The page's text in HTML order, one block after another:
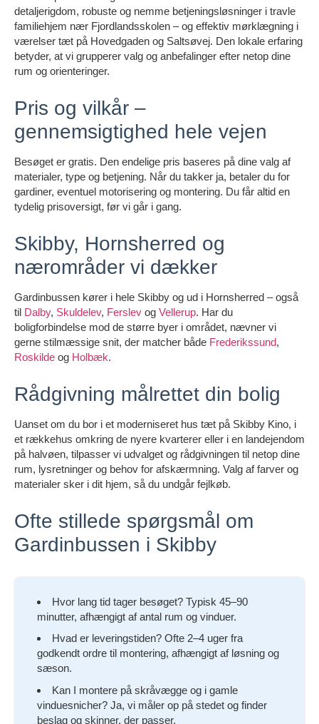
detaljerigdom, robuste og nemme betjeningsløsninger i travle
familiehjem nær Fjordlandsskolen – og effektiv mørklægning i
værelser tæt på Hovedgaden og Saltsøvej. Den lokale erfaring
betyder, at vi grupperer valg og anbefalinger efter netop dine
rum og orienteringer.
Pris og vilkår –
gennemsigtighed hele vejen
Besøget er gratis. Den endelige pris baseres på dine valg af
materialer, type og betjening. Når du takker ja, betaler du for
gardiner, eventuel motorisering og montering. Du får altid en
tydelig prisoversigt, før vi går i gang.
Skibby, Hornsherred og
nærområder vi dækker
Gardinbussen kører i hele Skibby og ud i Hornsherred – også
til Dalby, Skuldelev, Ferslev og Vellerup. Har du
boligforbindelse mod de større byer i området, nævner vi
gerne stilmæssige snit, der matcher både Frederikssund,
Roskilde og Holbæk.
Rådgivning målrettet din bolig
Uanset om du bor i et moderniseret hus tæt på Skibby Kino, i
et rækkehus omkring de nyere kvarterer eller i en landejendom
på halvøen, tilpasser vi udvalget og rådgivningen til netop dine
rum, lysretninger og behov for afskærmning. Valg af farver og
materialer sker i dit hjem, så du undgår fejlkøb.
Ofte stillede spørgsmål om
Gardinbussen i Skibby
Hvor lang tid tager besøget? Typisk 45–90
minutter, afhængigt af antal rum og vinduer.
Hvad er leveringstiden? Ofte 2–4 uger fra
godkendt ordre til montering, afhængigt af løsning og
sæson.
Kan I montere på skråvægge og i gamle
vinduesnicher? Ja, vi måler op på stedet og finder
beslag og skinner, der passer.